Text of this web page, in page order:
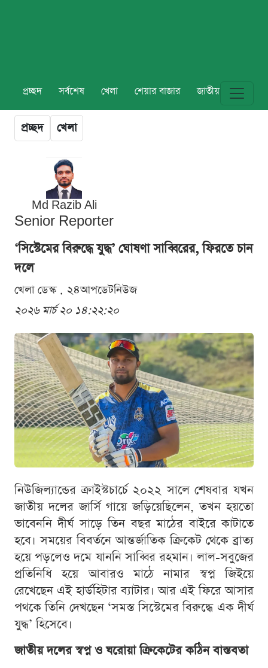
প্রচ্ছদ সর্বশেষ খেলা শেয়ার বাজার জাতীয় বিশ্ব
প্রচ্ছদ খেলা
Md Razib Ali
Senior Reporter
‘সিস্টেমের বিরুদ্ধে যুদ্ধ’ ঘোষণা সাব্বিরের, ফিরতে চান
দলে
খেলা ডেস্ক . ২৪আপডেটনিউজ
২০২৬ মার্চ ২০ ১৪:২২:২০
নিউজিল্যান্ডের ক্রাইস্টচার্চে ২০২২ সালে শেষবার যখন
জাতীয় দলের জার্সি গায়ে জড়িয়েছিলেন, তখন হয়তো
ভাবেননি দীর্ঘ সাড়ে তিন বছর মাঠের বাইরে কাটাতে
হবে। সময়ের বিবর্তনে আন্তর্জাতিক ক্রিকেট থেকে ব্রাত্য
হয়ে পড়লেও দমে যাননি সাব্বির রহমান। লাল-সবুজের
প্রতিনিধি হয়ে আবারও মাঠে নামার স্বপ্ন জিইয়ে
রেখেছেন এই হার্ডহিটার ব্যাটার। আর এই ফিরে আসার
পথকে তিনি দেখছেন ‘সমস্ত সিস্টেমের বিরুদ্ধে এক দীর্ঘ
যুদ্ধ’ হিসেবে।
জাতীয় দলের স্বপ্ন ও ঘরোয়া ক্রিকেটের কঠিন বাস্তবতা